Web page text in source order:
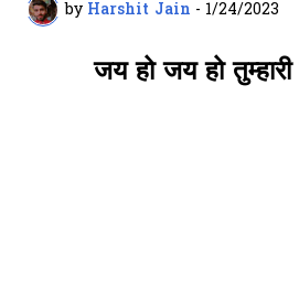
by Harshit Jain - 1/24/2023
जय हो जय हो